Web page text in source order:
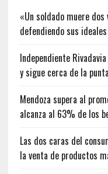
«Un soldado muere dos
defendiendo sus
Independiente
y sigue cerca de la
Mendoza supera al
alcanza al 63% de los
Las dos caras del
la venta de productos